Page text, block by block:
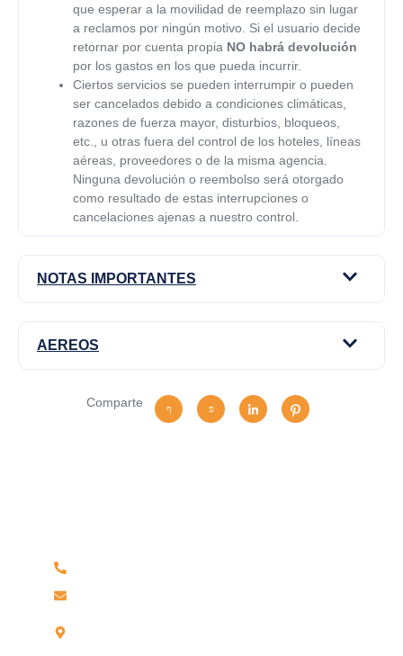
que esperar a la movilidad de reemplazo sin lugar
a reclamos por ningún motivo. Si el usuario decide
retornar por cuenta propia NO habrá devolución
por los gastos en los que pueda incurrir.
Ciertos servicios se pueden interrumpir o pueden
ser cancelados debido a condiciones climáticas,
razones de fuerza mayor, disturbios, bloqueos,
etc., u otras fuera del control de los hoteles, líneas
aéreas, proveedores o de la misma agencia.
Ninguna devolución o reembolso será otorgado
como resultado de estas interrupciones o
cancelaciones ajenas a nuestro control.
NOTAS IMPORTANTES
AEREOS
Comparte